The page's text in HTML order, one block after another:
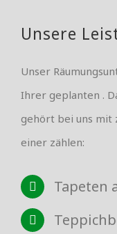
Unsere
Unser
Ihrer geplanten .
gehört bei uns mit
einer zählen:
Tapeten